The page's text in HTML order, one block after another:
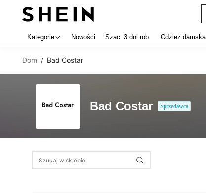
Kategorie Nowości Szac. 3 dni rob. Odzież damska
Dom / Bad Costar
Bad Costar Sprzedawca